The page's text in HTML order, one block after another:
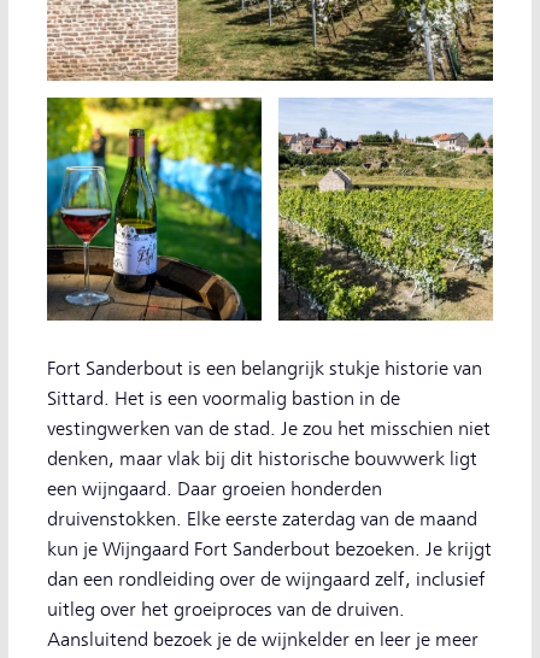
Fort Sanderbout is een belangrijk stukje historie van
Sittard. Het is een voormalig bastion in de
vestingwerken van de stad. Je zou het misschien niet
denken, maar vlak bij dit historische bouwwerk ligt
een wijngaard. Daar groeien honderden
druivenstokken. Elke eerste zaterdag van de maand
kun je Wijngaard Fort Sanderbout bezoeken. Je krijgt
dan een rondleiding over de wijngaard zelf, inclusief
uitleg over het groeiproces van de druiven.
Aansluitend bezoek je de wijnkelder en leer je meer